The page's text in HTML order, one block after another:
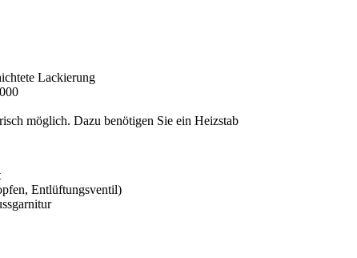
Lackierung
möglich. Dazu benötigen Sie ein Heizstab
Entlüftungsventil)